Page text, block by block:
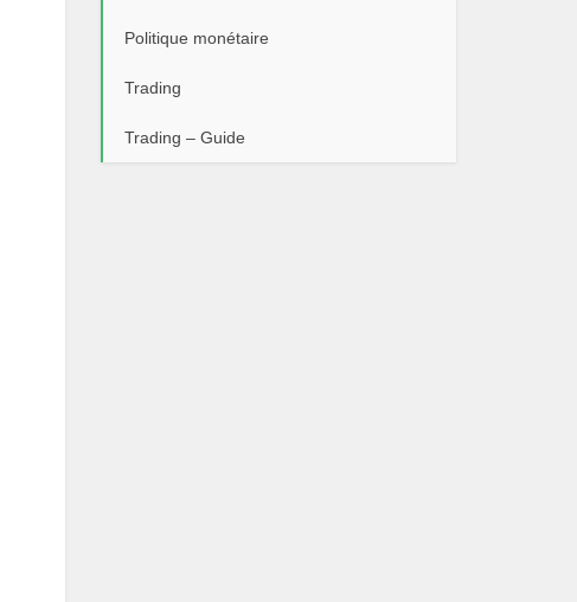
Politique monétaire
Trading
Trading – Guide